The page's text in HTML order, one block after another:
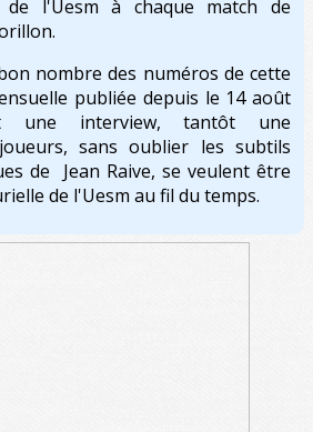
l'Uesm à chaque match de
nombre des numéros de cette
publiée depuis le 14 août
une interview, tantôt une
sans oublier les subtils
de Jean Raive, se veulent être
de l'Uesm au fil du temps.